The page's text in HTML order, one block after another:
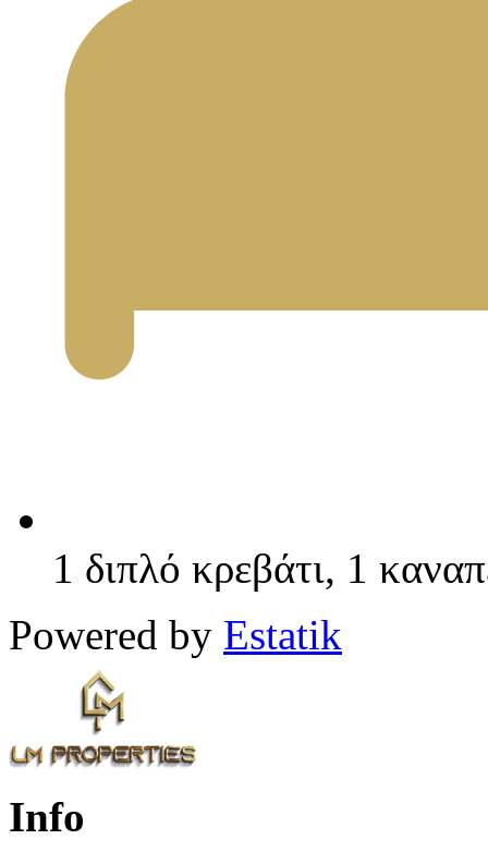
1 διπλό κρεβάτι, 1
Powered by Estatik
Info